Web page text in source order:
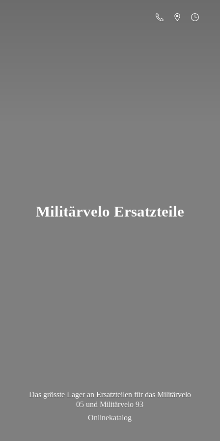
Militärvelo Ersatzteile
Das grösste Lager an Ersatzteilen für das Militärvelo
05 und Militärvelo 93
Onlinekatalog